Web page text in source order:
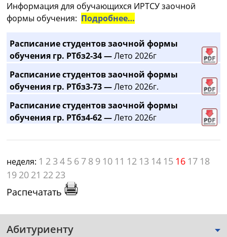
Информация для обучающихся ИРТСУ заочной
формы обучения: Подробнее…
Расписание студентов заочной формы
обучения гр. РТбз2-34 —Лето 2026г
Расписание студентов заочной формы
обучения гр. РТбз3-73 —Лето 2026г.
Расписание студентов заочной формы
обучения гр. РТбз4-62 —Лето 2026г
неделя: 1 2 3 4 5 6 7 8 9 10 11 12 13 14 15 16 17 18
19 20 21 22 23
Распечатать
Абитуриенту